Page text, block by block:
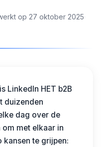
op 27 oktober 2025·
LinkedIn HET b2B
duizenden
dag over de
met elkaar in
kansen te grijpen: